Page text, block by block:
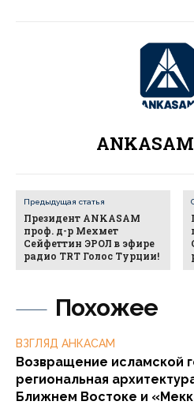
Похожее
ВЗГЛЯД АНКАСАМ
Возвращение исламской
региональная
Ближнем Востоке и
Предыдущая статья
Президент ANKASAM
проф. д-р Мехмет
Сейфеттин ЭРОЛ в эфире
радио TRT Голос Турции!